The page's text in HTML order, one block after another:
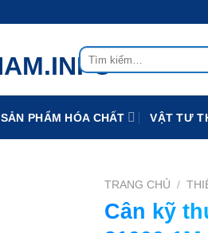
Tìm
kiếm:
SẢN PHẨM HÓA CHẤT VẬT TƯ
TRANG CHỦ /
Cân kỹ